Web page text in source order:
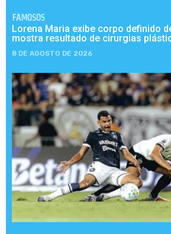
FAMOSOS
Lorena Maria exibe corpo definido
mostra resultado de cirurgias
8 DE AGOSTO DE 2026